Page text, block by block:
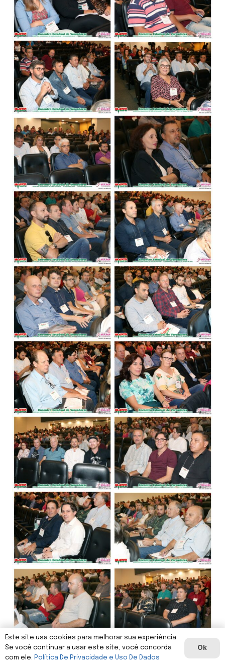
Este site usa cookies para melhorar sua experiência.
Se você continuar a usar este site, você concorda
com ele. Política De Privacidade e Uso De Dados
Ok